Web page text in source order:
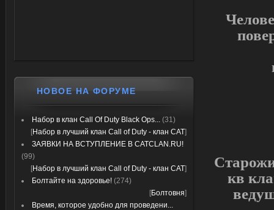
кв
НОВОЕ НА ФОРУМЕ
Набор в клан Call Of Duty Black Ops... (31)
[Набор в лучший клан Call of Duty - клан CAT]
ЗАЯВКИ НА ВСТУПЛЕНИЕ В CATCLAN.RU!
(99)
[Набор в лучший клан Call of Duty - клан CAT]
Болтайте на здоровье! (274)
[Болтовня]
Время, которое удобно для проведени...